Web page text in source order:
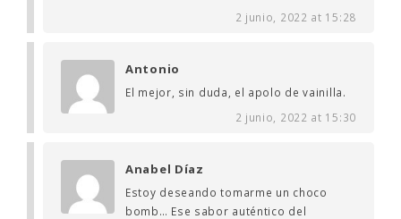
2 junio, 2022 at 15:28
Antonio
El mejor, sin duda, el apolo de vainilla.
2 junio, 2022 at 15:30
Anabel Díaz
Estoy deseando tomarme un choco
bomb… Ese sabor auténtico del